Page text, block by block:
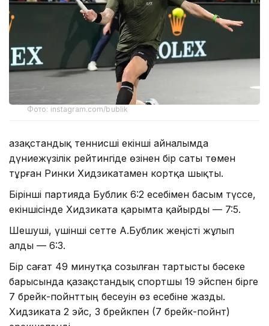
Фото: instagram.com/bublik
Қазақстандық теннисші екінші айналымда
дүниежүзілік рейтингіде өзінен бір саты төмен
тұрған Ринки Хидзикатамен кортқа шықты.
Бірінші партияда Бублик 6:2 есебімен басым түссе,
екіншісінде Хидзиката қарымта қайырды — 7:5.
Шешуші, үшінші сетте А.Бублик жеңісті жұлып
алды — 6:3.
Бір сағат 49 минутқа созылған тартысты бәсеке
барысында қазақстандық спортшы 19 эйспен бірге
7 брейк-пойнттың бесеуін өз есебіне жазды.
Хидзиката 2 эйс, 3 брейкпен (7 брейк-пойнт)